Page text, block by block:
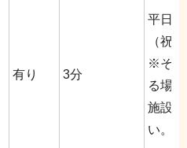
有り 3分
平日
（祝
※その
る場
施設
い。